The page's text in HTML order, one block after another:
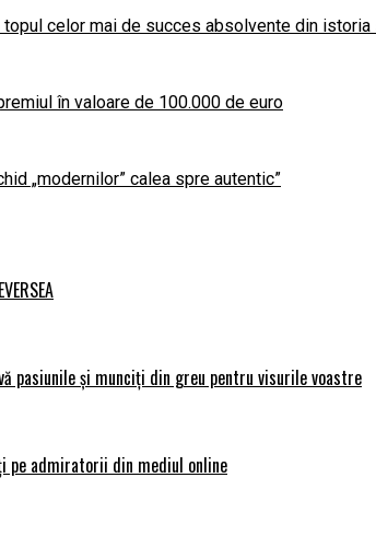
celor mai de succes absolvente din istoria
în valoare de 100.000 de euro
„modernilor” calea spre autentic”
pasiunile și munciți din greu pentru visurile voastre
pe admiratorii din mediul online